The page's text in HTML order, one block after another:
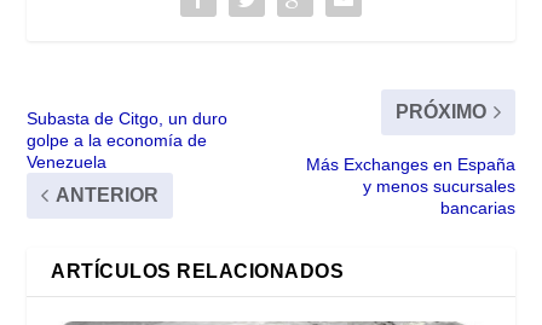
Subasta de Citgo, un duro
golpe a la economía de
Venezuela
ANTERIOR
PRÓXIMO
Más Exchanges en España
y menos sucursales
bancarias
ARTÍCULOS RELACIONADOS